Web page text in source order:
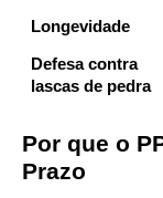
Longevidade
Defesa contra
lascas de pedra
Por que o
Prazo